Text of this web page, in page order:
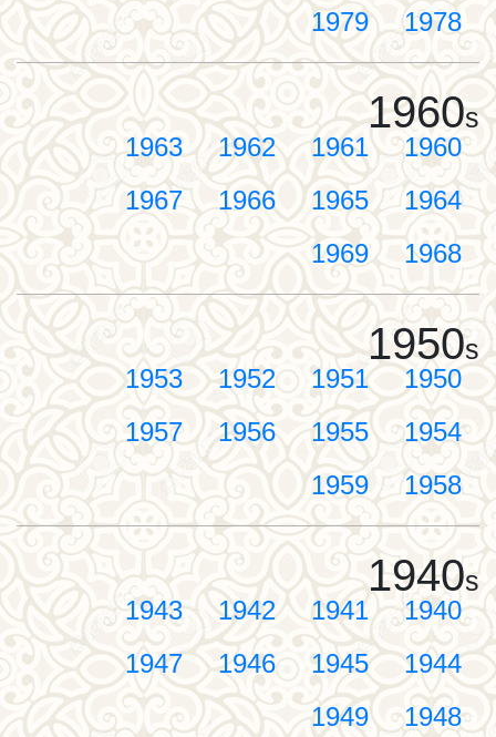
1978
1979
1960s
1960
1961
1962
1963
1964
1965
1966
1967
1968
1969
1950s
1950
1951
1952
1953
1954
1955
1956
1957
1958
1959
1940s
1940
1941
1942
1943
1944
1945
1946
1947
1948
1949